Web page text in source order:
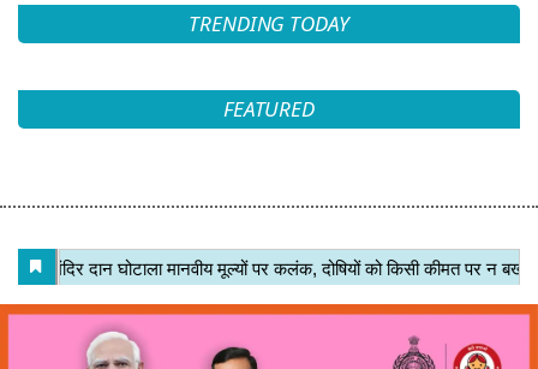
TRENDING TODAY
FEATURED